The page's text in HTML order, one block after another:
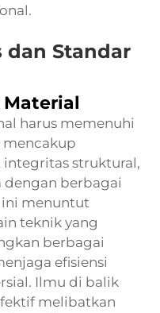
dan Standar
Material
harus memenuhi
mencakup
integritas struktural,
berbagai
ini menuntut
teknik yang
berbagai
efisiensi
Ilmu di balik
melibatkan